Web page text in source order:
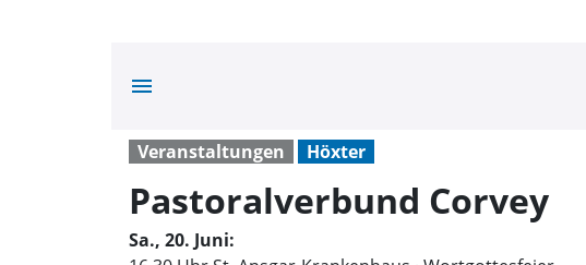
menu
Veranstaltungen Höxter
Pastoralverbund Corvey
Sa., 20. Juni: